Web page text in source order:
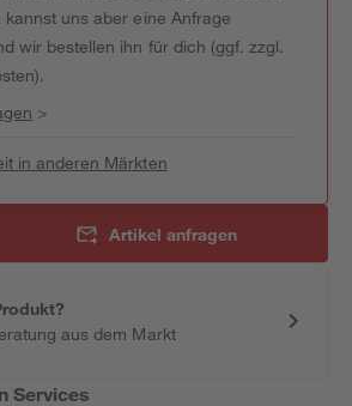
kannst uns aber eine Anfrage
wir bestellen ihn für dich (ggf. zzgl.
>
in anderen Märkten
Artikel anfragen
aus dem Markt
Services